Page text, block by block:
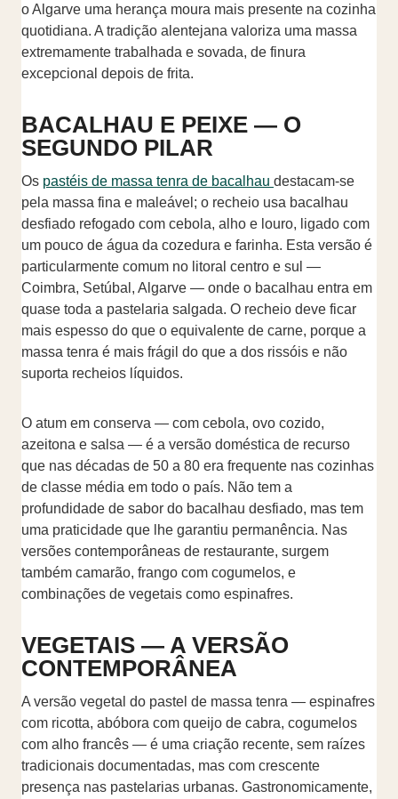
o Algarve uma herança moura mais presente na cozinha
quotidiana. A tradição alentejana valoriza uma massa
extremamente trabalhada e sovada, de finura
excepcional depois de frita.
BACALHAU E PEIXE — O
SEGUNDO PILAR
Os pastéis de massa tenra de bacalhau destacam-se
pela massa fina e maleável; o recheio usa bacalhau
desfiado refogado com cebola, alho e louro, ligado com
um pouco de água da cozedura e farinha. Esta versão é
particularmente comum no litoral centro e sul —
Coimbra, Setúbal, Algarve — onde o bacalhau entra em
quase toda a pastelaria salgada. O recheio deve ficar
mais espesso do que o equivalente de carne, porque a
massa tenra é mais frágil do que a dos rissóis e não
suporta recheios líquidos.
O atum em conserva — com cebola, ovo cozido,
azeitona e salsa — é a versão doméstica de recurso
que nas décadas de 50 a 80 era frequente nas cozinhas
de classe média em todo o país. Não tem a
profundidade de sabor do bacalhau desfiado, mas tem
uma praticidade que lhe garantiu permanência. Nas
versões contemporâneas de restaurante, surgem
também camarão, frango com cogumelos, e
combinações de vegetais como espinafres.
VEGETAIS — A VERSÃO
CONTEMPORÂNEA
A versão vegetal do pastel de massa tenra — espinafres
com ricotta, abóbora com queijo de cabra, cogumelos
com alho francês — é uma criação recente, sem raízes
tradicionais documentadas, mas com crescente
presença nas pastelarias urbanas. Gastronomicamente,